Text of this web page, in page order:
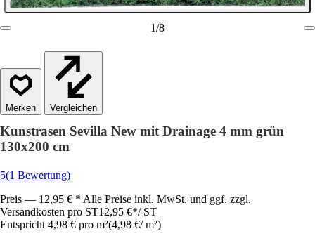
1/8
Vergleichen
Kunstrasen Sevilla New mit Drainage 4 mm grün
130x200 cm
5(1 Bewertung)
Preis — 12,95 € * Alle Preise inkl. MwSt. und ggf. zzgl.
Versandkosten pro ST12,95 €*/ ST
Entspricht 4,98 € pro m²(4,98 €/ m²)